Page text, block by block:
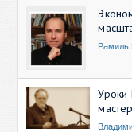
Рамиль
Уроки